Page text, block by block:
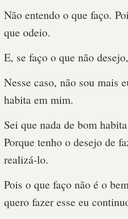
Não entendo o que faço.
que odeio.
E, se faço o que não
Nesse caso, não sou mais
habita em mim.
Sei que nada de bom
Porque tenho o desejo de
realizá-lo.
Pois o que faço não é o
quero fazer esse eu